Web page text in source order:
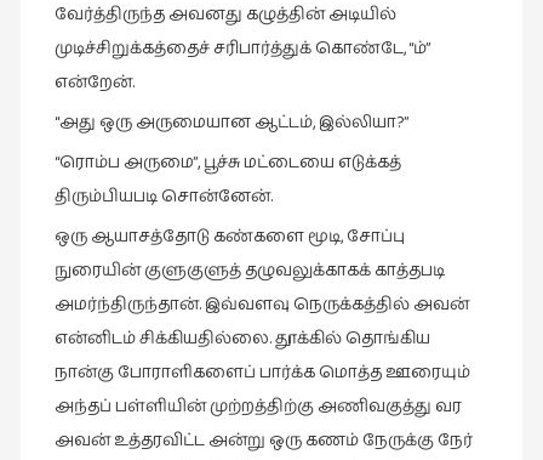
சிறுகதை
பார்வைகள்
தனிமை
கொண்டவர்கள்
திரை
எழுத்து
வேர்த்திருந்த அவனது கழுத்தின் அடியில்
முடிச்சிறுக்கத்தைச் சரிபார்த்துக் கொண்டே, “ம்”
என்றேன்.
“அது ஒரு அருமையான ஆட்டம், இல்லியா?”
“ரொம்ப அருமை”, பூச்சு மட்டையை எடுக்கத்
திரும்பியபடி சொன்னேன்.
ஒரு ஆயாசத்தோடு கண்களை மூடி, சோப்பு
நுரையின் குளுகுளுத் தழுவலுக்காகக் காத்தபடி
அமர்ந்திருந்தான். இவ்வளவு நெருக்கத்தில் அவன்
என்னிடம் சிக்கியதில்லை. தூக்கில் தொங்கிய
நான்கு போராளிகளைப் பார்க்க மொத்த ஊரையும்
அந்தப் பள்ளியின் முற்றத்திற்கு அணிவகுத்து வர
அவன் உத்தரவிட்ட அன்று ஒரு கணம் நேருக்கு நேர்